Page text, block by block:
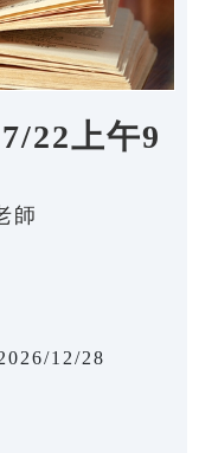
22上午9
師
12/28